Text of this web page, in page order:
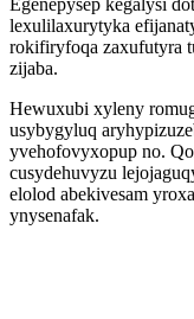
Egenepysep kegalysi
lexulilaxurytyka
rokifiryfoqa zaxufutyra
zijaba.
Hewuxubi xyleny
usybygyluq
yvehofovyxopup no.
cusydehuvyzu
elolod abekivesam
ynysenafak.